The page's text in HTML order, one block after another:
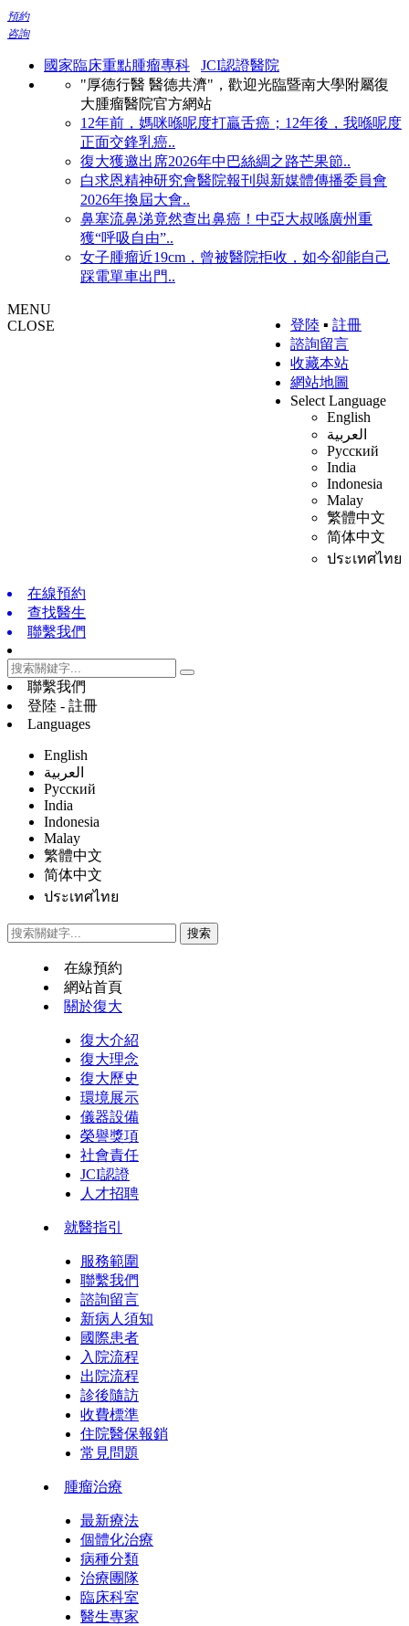
預約
咨詢
國家臨床重點腫瘤專科
JCI認證醫院
"厚德行醫 醫德共濟"，歡迎光臨暨南大學附屬復
大腫瘤醫院官方網站
12年前，媽咪喺呢度打贏舌癌；12年後，我喺呢度
正面交鋒乳癌..
復大獲邀出席2026年中巴絲綢之路芒果節..
白求恩精神研究會醫院報刊與新媒體傳播委員會
2026年換屆大會..
鼻塞流鼻涕竟然查出鼻癌！中亞大叔喺廣州重
獲“呼吸自由”..
女子腫瘤近19cm，曾被醫院拒收，如今卻能自己
踩電單車出門..
登陸 ▪ 註冊
諮詢留言
收藏本站
網站地圖
Select Language
English
العربية
Русский
India
Indonesia
Malay
繁體中文
简体中文
ประเทศไทย
MENU
CLOSE
在線預約
查找醫生
聯繫我們
聯繫我們
登陸 - 註冊
Languages
English
العربية
Русский
India
Indonesia
Malay
繁體中文
简体中文
ประเทศไทย
在線預約
網站首頁
關於復大
復大介紹
復大理念
復大歷史
環境展示
儀器設備
榮譽獎項
社會責任
JCI認證
人才招聘
就醫指引
服務範圍
聯繫我們
諮詢留言
新病人須知
國際患者
入院流程
出院流程
診後隨訪
收費標準
住院醫保報銷
常見問題
腫瘤治療
最新療法
個體化治療
病種分類
治療團隊
臨床科室
醫生專家